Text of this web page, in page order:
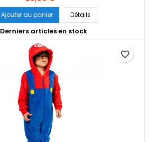
Ajouter au panier Détails
Derniers articles en stock
favorite_border